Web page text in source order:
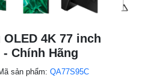
4K 77 inch
- Chính Hãng
sản phẩm:QA77S95C